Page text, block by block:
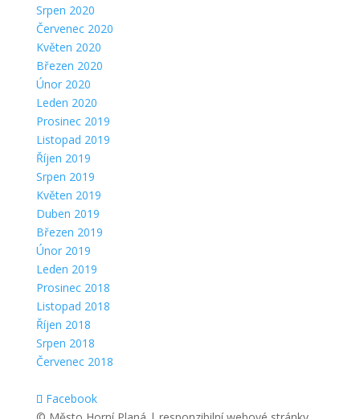
Srpen 2020
Červenec 2020
Květen 2020
Březen 2020
Únor 2020
Leden 2020
Prosinec 2019
Listopad 2019
Říjen 2019
Srpen 2019
Květen 2019
Duben 2019
Březen 2019
Únor 2019
Leden 2019
Prosinec 2018
Listopad 2018
Říjen 2018
Srpen 2018
Červenec 2018
Facebook